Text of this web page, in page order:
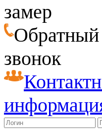
замер
Обратный
звонок